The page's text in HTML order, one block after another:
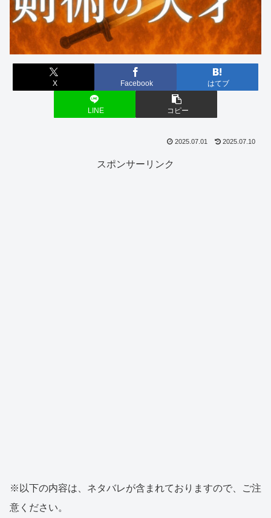
X Facebook はてブ
LINE コピー
2025.07.01 2025.07.10
スポンサーリンク
※以下の内容は、ネタバレが含まれておりますので、ご注
意ください。